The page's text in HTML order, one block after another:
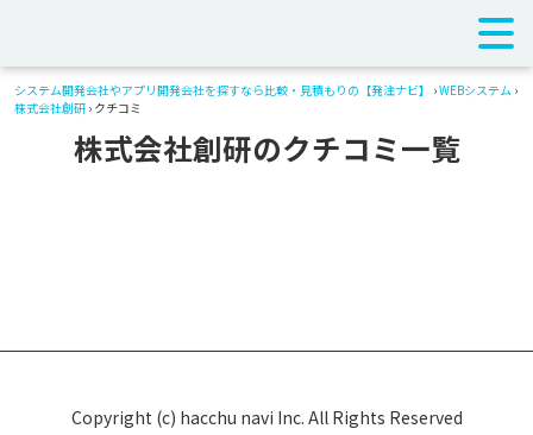
システム開発会社やアプリ開発会社を探すなら比較・見積もりの【発注ナビ】 ›WEBシステム ›
株式会社創研 › クチコミ
株式会社創研のクチコミ一覧
Copyright (c) hacchu navi Inc. All Rights Reserved